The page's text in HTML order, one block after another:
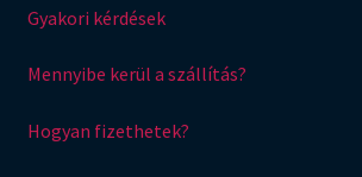
Gyakori kérdések
Mennyibe kerül a szállítás?
Hogyan fizethetek?